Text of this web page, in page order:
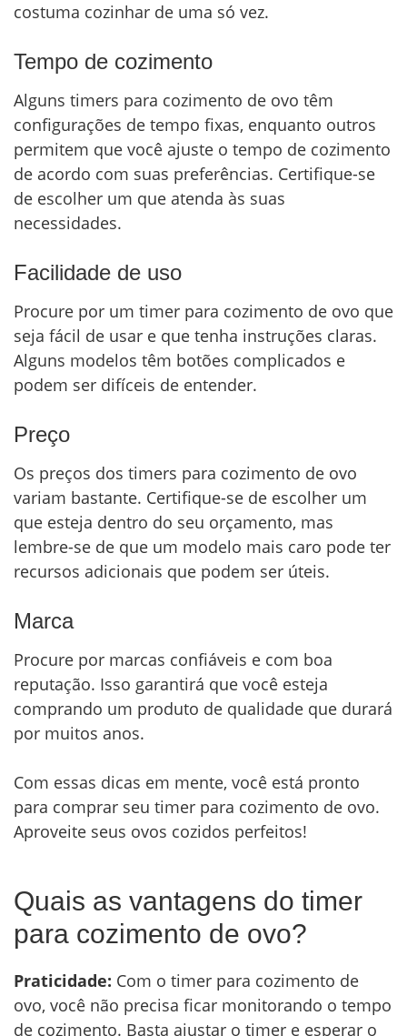
costuma cozinhar de uma só vez.
Tempo de cozimento
Alguns timers para cozimento de ovo têm
configurações de tempo fixas, enquanto outros
permitem que você ajuste o tempo de cozimento
de acordo com suas preferências. Certifique-se
de escolher um que atenda às suas
necessidades.
Facilidade de uso
Procure por um timer para cozimento de ovo que
seja fácil de usar e que tenha instruções claras.
Alguns modelos têm botões complicados e
podem ser difíceis de entender.
Preço
Os preços dos timers para cozimento de ovo
variam bastante. Certifique-se de escolher um
que esteja dentro do seu orçamento, mas
lembre-se de que um modelo mais caro pode ter
recursos adicionais que podem ser úteis.
Marca
Procure por marcas confiáveis ​​e com boa
reputação. Isso garantirá que você esteja
comprando um produto de qualidade que durará
por muitos anos.
Com essas dicas em mente, você está pronto
para comprar seu timer para cozimento de ovo.
Aproveite seus ovos cozidos perfeitos!
Quais as vantagens do timer
para cozimento de ovo?
Praticidade: Com o timer para cozimento de
ovo, você não precisa ficar monitorando o tempo
de cozimento. Basta ajustar o timer e esperar o